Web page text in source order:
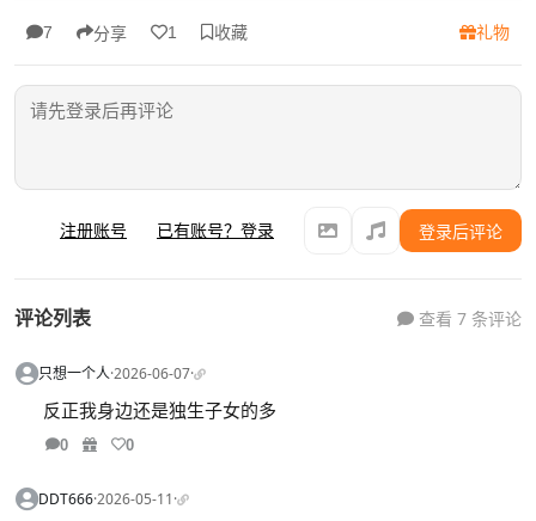
7 分享 1 收藏 礼物
注册账号 已有账号？登录 登录后评论
评论列表 查看 7 条评论
只想一个人·2026-06-07·
反正我身边还是独生子女的多
0 0
DDT666·2026-05-11·